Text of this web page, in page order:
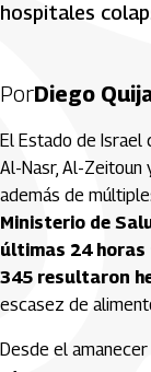
hospitales
PorDiego
El Estado de Israel
Al-Nasr, Al-Zeitoun
además de
Ministerio de
últimas 24
345 resultaron
escasez de
Desde el